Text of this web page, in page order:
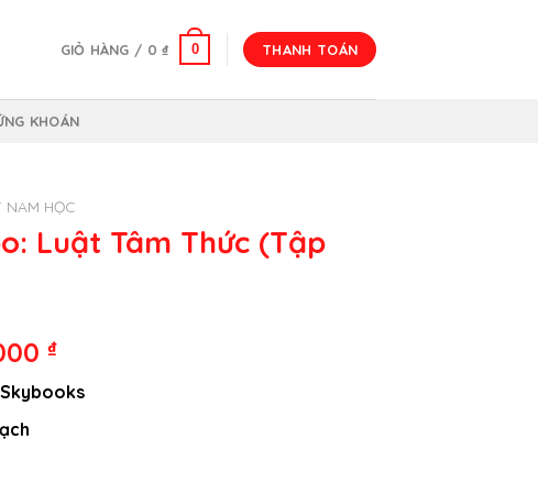
GIỎ HÀNG / 0₫ 0 THANH TOÁN
KHOÁN
NAM HỌC
Luật Tâm Thức (Tập
₫.
₫Giá
hiện
tại
Skybooks